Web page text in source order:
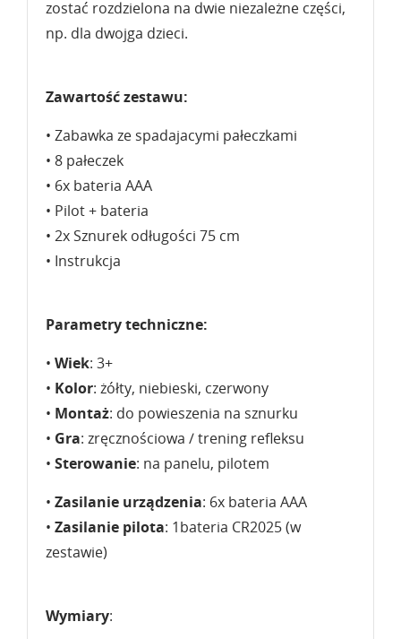
zostać rozdzielona na dwie niezależne części,
np. dla dwojga dzieci.
Zawartość zestawu:
• Zabawka ze spadajacymi pałeczkami
• 8 pałeczek
• 6x bateria AAA
• Pilot + bateria
• 2x Sznurek odługości 75 cm
• Instrukcja
Parametry techniczne:
• Wiek: 3+
• Kolor: żółty, niebieski, czerwony
• Montaż: do powieszenia na sznurku
• Gra: zręcznościowa / trening refleksu
• Sterowanie: na panelu, pilotem
• Zasilanie urządzenia: 6x bateria AAA
• Zasilanie pilota: 1bateria CR2025 (w
zestawie)
Wymiary: